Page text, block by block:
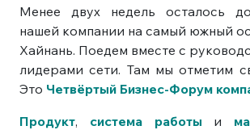
Менее двух недель осталось
нашей компании на самый южный
Хайнань. Поедем вместе с
лидерами сети. Там мы отметим
Это Четвёртый Бизнес-Форум
Продукт, система работы и